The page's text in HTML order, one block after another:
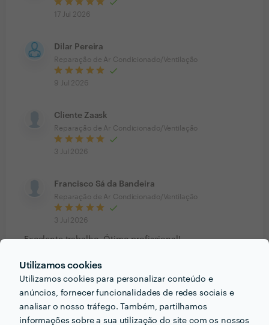
Utilizamos cookies
Utilizamos cookies para personalizar conteúdo e
anúncios, fornecer funcionalidades de redes sociais e
analisar o nosso tráfego. Também, partilhamos
informações sobre a sua utilização do site com os nossos
17 Jul 2026
Dilar Pereira
Reparação de Ar Condicionado/Ventilação
9 Jul 2026
Cliente Zaask
Reparação de Ar Condicionado/Ventilação
3 Jul 2026
Francisco Sá da Bandeira
Reparação de Ar Condicionado/Ventilação
3 Jul 2026
Excelente trabalho. Ótimo profissional!
Ver mais